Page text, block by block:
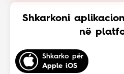
Shkarkoni
në
Shkarko për
Apple iOS